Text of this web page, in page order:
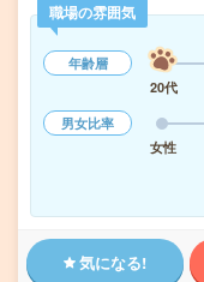
職場の雰囲気
年齢層
20代
男女比率
女性
気になる!